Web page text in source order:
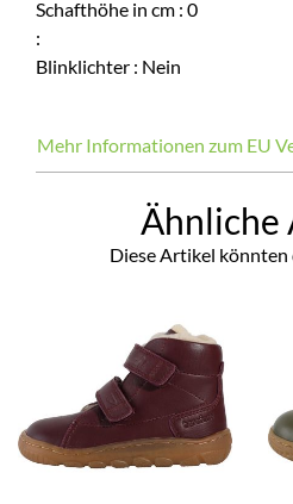
Schafthöhe in cm : 0
:
Blinklichter : Nein
Mehr Informationen zum EU
Ähnliche
Diese Artikel könnten